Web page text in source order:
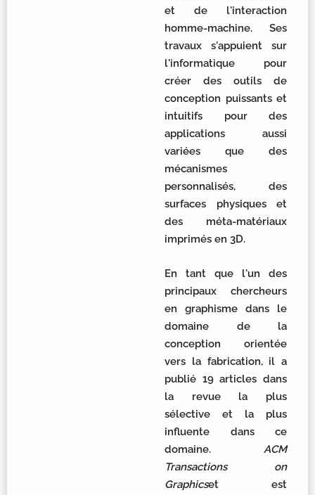
et de l'interaction
homme-machine. Ses
travaux s'appuient sur
l'informatique pour
créer des outils de
conception puissants et
intuitifs pour des
applications aussi
variées que des
mécanismes
personnalisés, des
surfaces physiques et
des méta-matériaux
imprimés en 3D.
En tant que l'un des
principaux chercheurs
en graphisme dans le
domaine de la
conception orientée
vers la fabrication, il a
publié 19 articles dans
la revue la plus
sélective et la plus
influente dans ce
domaine. ACM
Transactions on
Graphicset est